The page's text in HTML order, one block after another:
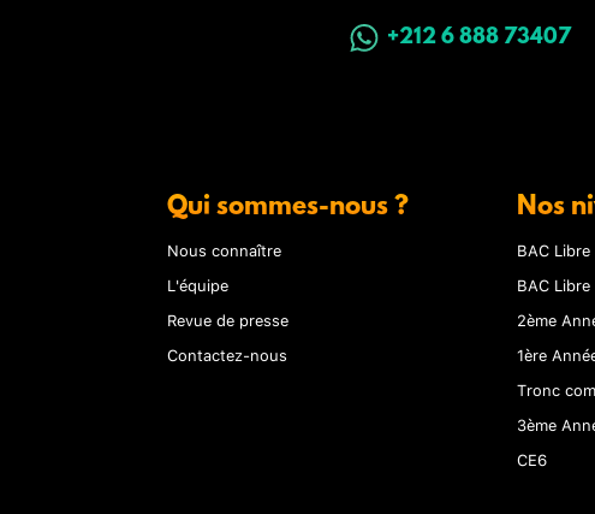
+212 6 888 73407
Qui sommes-nous ?
Nous connaître
L'équipe
Revue de presse
Contactez-nous
Nos
BAC
BAC
2ème
1ère
Tronc
3ème
CE6